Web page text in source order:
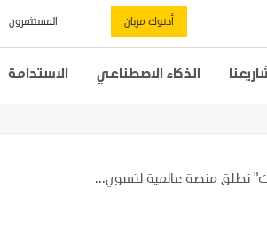
أدنوك مربان المستثمرون
الذكاء الاصطناعي الاستدامة
تطلق منصة عالمية لتسوي...